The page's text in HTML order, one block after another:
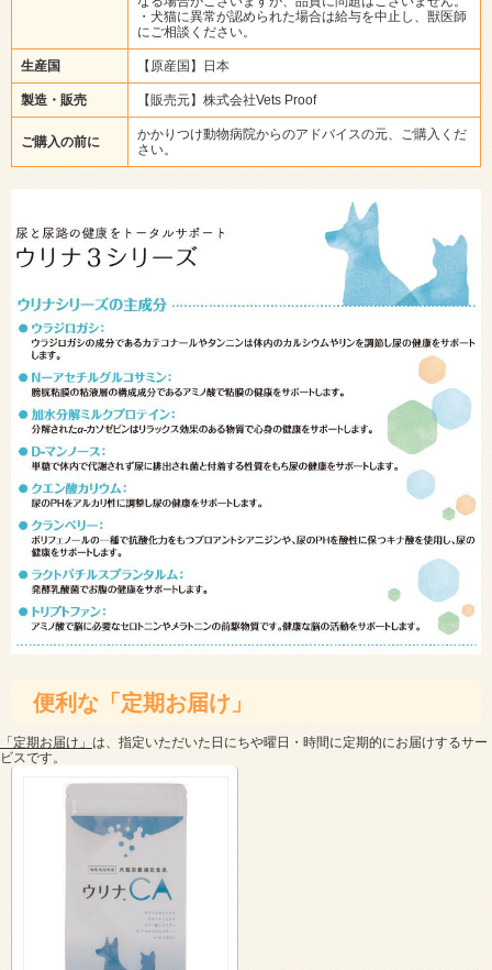
・犬猫に異常が認められた場合は給与を中止し、獣医師
にご相談ください。
生産国 【原産国】日本
製造・販売 【販売元】株式会社Vets Proof
ご購入の前に
かかりつけ動物病院からのアドバイスの元、ご購入くだ
さい。
便利な「定期お届け」
「定期お届け」 は、指定いただいた日にちや曜日・時間に定期的にお届けするサー
ビスです。